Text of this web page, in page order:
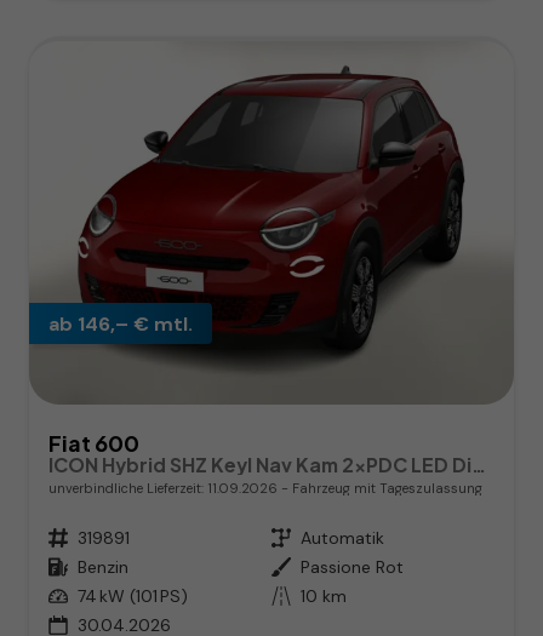
ab 146,– € mtl.
Fiat 600
unverbindliche Lieferzeit: 11.09.2026 Fahrzeug mit Tageszulassung
Fahrzeugnr. 319891 Getriebe Automatik
Kraftstoff Benzin Außenfarbe Passione Rot
Leistung 74 kW (101 PS) Kilometerstand 10 km
30.04.2026